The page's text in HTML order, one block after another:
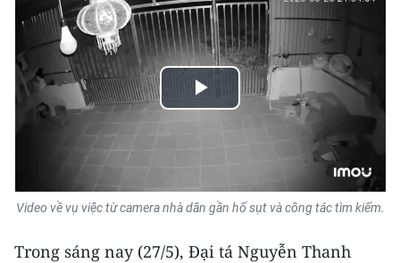
Media Giáo dục
Media Y tế
Media Khoa học - Công nghệ
Media Môi trường
Infographic
Play
Video về vụ việc từ camera nhà dân gần hố sụt và công tác tìm kiếm.
Trong sáng nay (27/5), Đại tá Nguyễn Thanh